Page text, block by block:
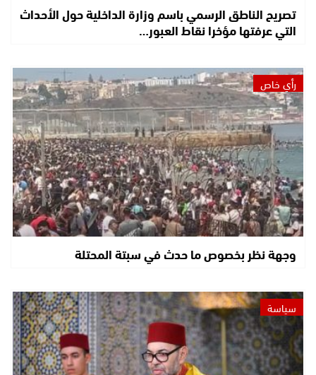
تصريح الناطق الرسمي باسم وزارة الداخلية حول الأحداث
التي عرفتها مؤخرا نقاط العبور…
رأي خاص
وجهة نظر بخصوص ما حدث في سبتة المحتلة
سياسة